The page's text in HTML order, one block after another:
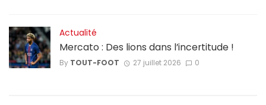
Actualité
Mercato : Des lions dans l’incertitude !
By TOUT-FOOT 27 juillet 2026 0